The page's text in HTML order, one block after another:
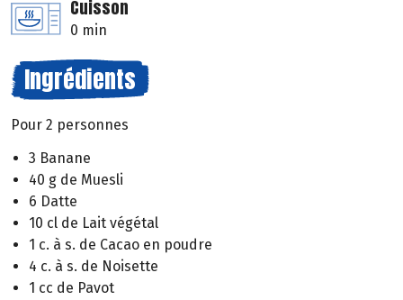
Cuisson
0 min
Ingrédients
Pour 2 personnes
3 Banane
40 g de Muesli
6 Datte
10 cl de Lait végétal
1 c. à s. de Cacao en poudre
4 c. à s. de Noisette
1 cc de Pavot